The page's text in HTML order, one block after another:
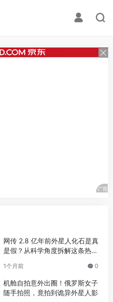
网传 2.8 亿年前外星人化石是真
是假？从科学角度拆解这条热门
1个月前 0
机舱自拍意外出圈！俄罗斯女子
随手拍照，竟拍到诡异外星人影